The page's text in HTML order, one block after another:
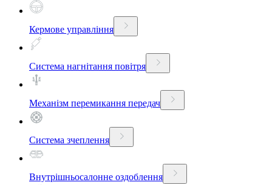
Кермове управління
Система нагнітання повітря
Механізм перемикання передач
Система зчеплення
Внутрішньосалонне оздоблення